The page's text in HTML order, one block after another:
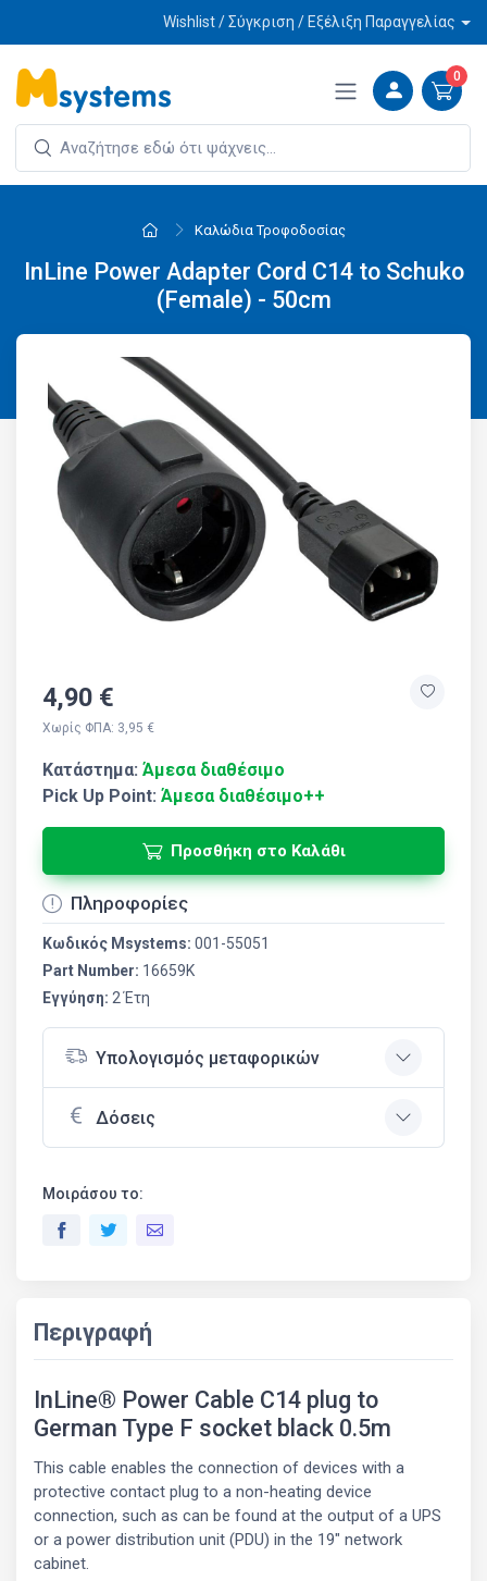
Wishlist / Σύγκριση / Εξέλιξη Παραγγελίας
0
Καλώδια Τροφοδοσίας
InLine Power Adapter Cord C14 to Schuko
(Female) - 50cm
4,90 €
Χωρίς ΦΠΑ: 3,95 €
Κατάστημα: Άμεσα διαθέσιμο
Pick Up Point: Άμεσα διαθέσιμο++
Προσθήκη στο Καλάθι
Πληροφορίες
Κωδικός Msystems: 001-55051
Part Number: 16659K
Εγγύηση: 2 Έτη
Υπολογισμός μεταφορικών
Δόσεις
Μοιράσου το:
Περιγραφή
InLine® Power Cable C14 plug to
German Type F socket black 0.5m
This cable enables the connection of devices with a
protective contact plug to a non-heating device
connection, such as can be found at the output of a UPS
or a power distribution unit (PDU) in the 19" network
cabinet.